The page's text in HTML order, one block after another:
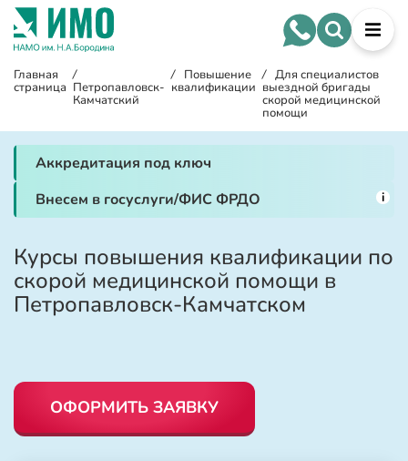
Главная
страница
/
Петропавловск-
Камчатский
/ Повышение
квалификации
/ Для специалистов
выездной бригады
скорой медицинской
помощи
Аккредитация под ключ
Внесем в госуслуги/ФИС ФРДО
i
Курсы повышения квалификации по
скорой медицинской помощи в
Петропавловск-Камчатском
ОФОРМИТЬ ЗАЯВКУ